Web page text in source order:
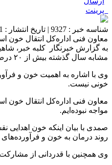
پرینت
شناسه خبر : 9327 | تاریخ انتشار : 11 آوریل 2026 - 14:22 |
معاون فنی اداره‌کل انتقال خون استان
به گزارش خبرنگار کلبه خبر،
مشابه سال گذشته بیش از ۲۰ درصد افزایش یافته است.
وی با اشاره به اهمیت خون و
خونی نیست.
معاون فنی اداره‌کل انتقال خون
مواجه نبوده‌ایم.
صمدی با بیان اینکه خون اهدایی
روند درمان به خون و فرآورده‌های
وی همچنین با قدردانی از